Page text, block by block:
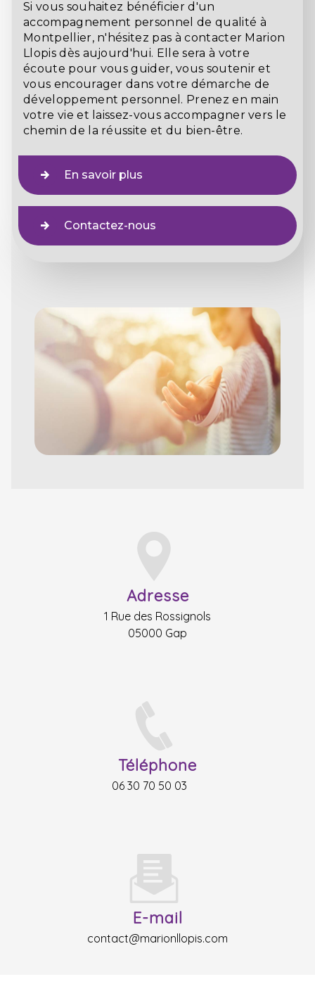
Si vous souhaitez bénéficier d'un
accompagnement personnel de qualité à
Montpellier, n'hésitez pas à contacter Marion
Llopis dès aujourd'hui. Elle sera à votre
écoute pour vous guider, vous soutenir et
vous encourager dans votre démarche de
développement personnel. Prenez en main
votre vie et laissez-vous accompagner vers le
chemin de la réussite et du bien-être.
En savoir plus
Contactez-nous
Adresse
1 Rue des Rossignols
05000 Gap
Téléphone
06 30 70 50 03
E-mail
contact@marionllopis.com